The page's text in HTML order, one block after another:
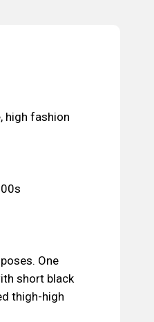
high fashion
One
short black
thigh-high